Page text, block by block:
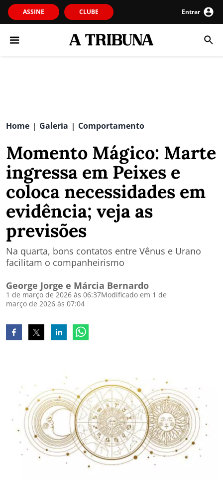
ASSINE CLUBE Entrar
Home | Galeria | Comportamento
Momento Mágico: Marte
ingressa em Peixes e
coloca necessidades em
evidência; veja as
previsões
Na quarta, bons contatos entre Vênus e Urano
facilitam o companheirismo
George Jorge e Márcia Bernardo
1 de março de 2026 às 06:37Modificado em 1 de
março de 2026 às 07:04